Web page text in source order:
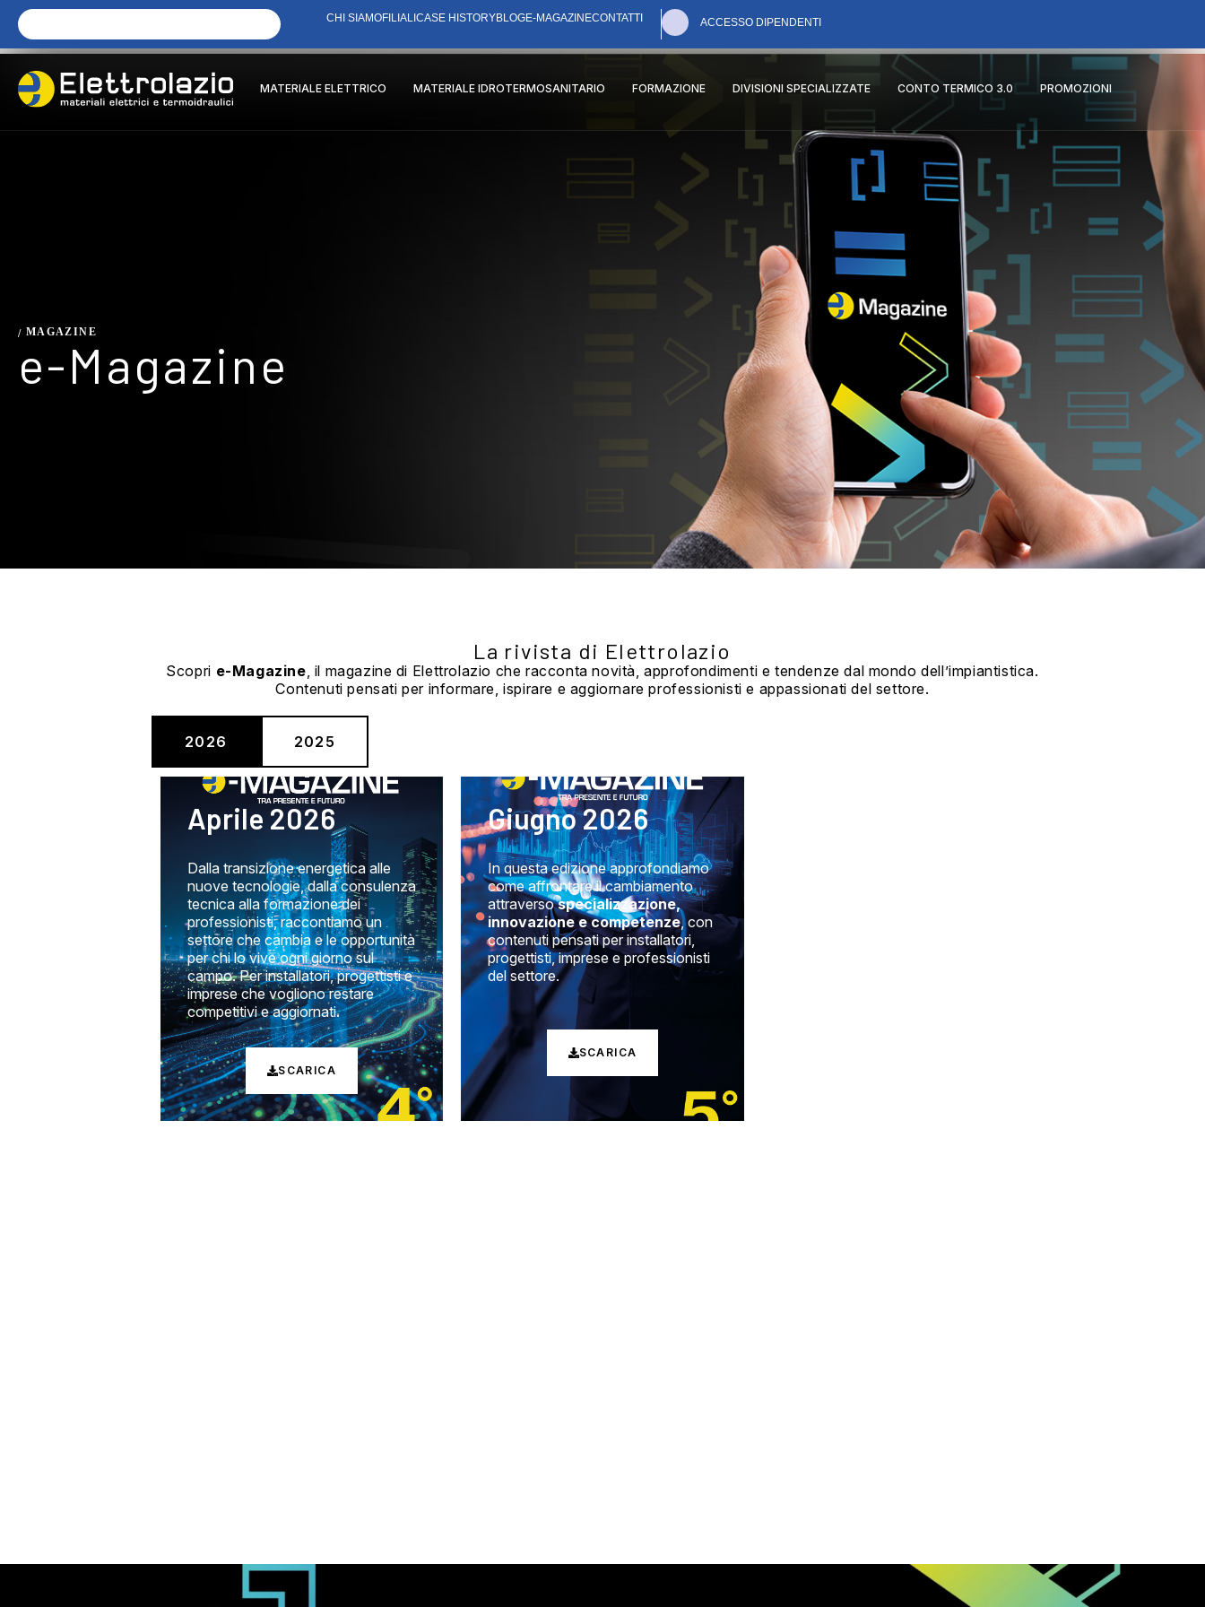
CHI SIAMOFILIALICASE HISTORYBLOGE-MAGAZINECONTATTI ACCESSO DIPENDENTI
MATERIALE ELETTRICO MATERIALE IDROTERMOSANITARIO FORMAZIONE DIVISIONI SPECIALIZZATE CONTO TERMICO 3.0 PROMOZIONI
/ MAGAZINE
e-Magazine
La rivista di Elettrolazio
Scopri e-Magazine, il magazine di Elettrolazio che racconta novità, approfondimenti e tendenze dal mondo dell’impiantistica.
Contenuti pensati per informare, ispirare e aggiornare professionisti e appassionati del settore.
2026 2025
Aprile 2026
Dalla transizione energetica alle
nuove tecnologie, dalla consulenza
tecnica alla formazione dei
professionisti, raccontiamo un
settore che cambia e le opportunità
per chi lo vive ogni giorno sul
campo. Per installatori, progettisti e
imprese che vogliono restare
competitivi e aggiornati.
SCARICA
Giugno 2026
In questa edizione approfondiamo
come affrontare il cambiamento
attraversospecializzazione,
innovazione e competenze, con
contenuti pensati per installatori,
progettisti, imprese e professionisti
del settore.
SCARICA